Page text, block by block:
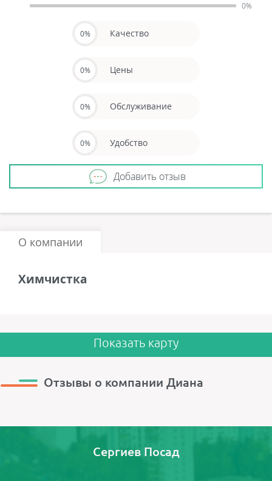
0%
0% Качество
0% Цены
0% Обслуживание
0% Удобство
Добавить отзыв
О компании
Химчистка
Показать карту
Отзывы о компании Диана
Сергиев Посад